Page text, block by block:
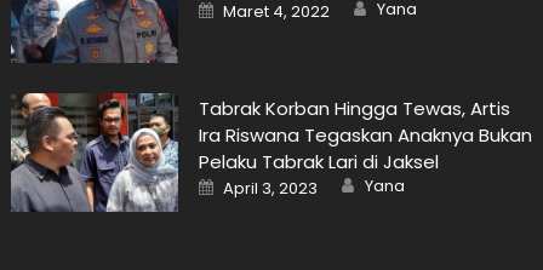
Posted
on
Maret 4, 2022 Yana
Tabrak Korban Hingga Tewas, Artis
Ira Riswana Tegaskan Anaknya Bukan
Pelaku Tabrak Lari di Jaksel
Posted
on
April 3, 2023 Author
Yana